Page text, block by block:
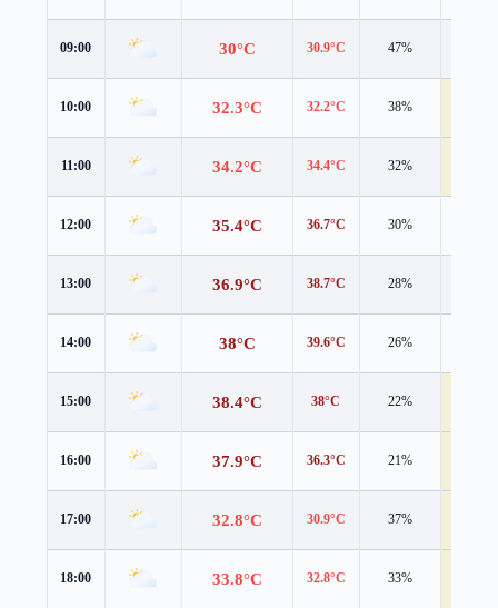
09:00 30°C 30.9°C 47%
10:00 32.3°C 32.2°C 38%
11:00 34.2°C 34.4°C 32%
12:00 35.4°C 36.7°C 30%
13:00 36.9°C 38.7°C 28%
14:00 38°C 39.6°C 26%
15:00 38.4°C 38°C 22%
16:00 37.9°C 36.3°C 21%
17:00 32.8°C 30.9°C 37%
18:00 33.8°C 32.8°C 33%